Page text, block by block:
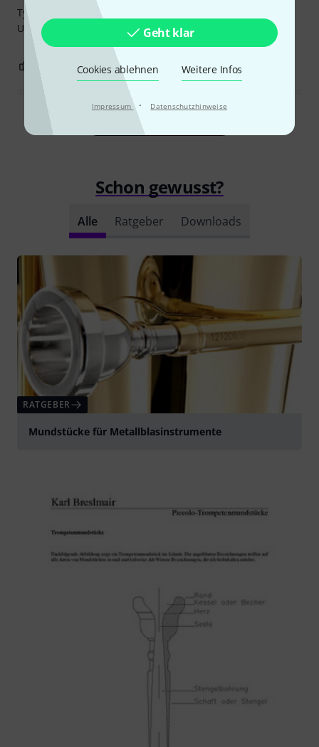
Geht klar
Cookies ablehnen Weitere Infos
Impressum · Datenschutzhinweise
Typisch Breslmair, bin sehr zufrieden, das
Universalmundstück schlecht hin....
0 BEWERTUNG MELDEN
Alle Bewertungen lesen
Schon gewusst?
Alle Ratgeber Downloads
RATGEBER
Mundstücke für Metallblasinstrumente